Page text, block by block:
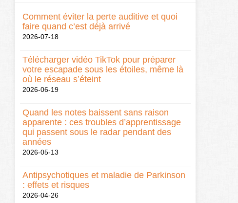
Comment éviter la perte auditive et quoi
faire quand c’est déjà arrivé
2026-07-18
Télécharger vidéo TikTok pour préparer
votre escapade sous les étoiles, même là
où le réseau s’éteint
2026-06-19
Quand les notes baissent sans raison
apparente : ces troubles d’apprentissage
qui passent sous le radar pendant des
années
2026-05-13
Antipsychotiques et maladie de Parkinson
: effets et risques
2026-04-26